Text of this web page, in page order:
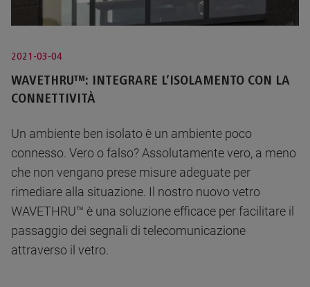
2021-03-04
WAVETHRU™: INTEGRARE L’ISOLAMENTO CON LA
CONNETTIVITÀ
Un ambiente ben isolato è un ambiente poco
connesso. Vero o falso? Assolutamente vero, a meno
che non vengano prese misure adeguate per
rimediare alla situazione. Il nostro nuovo vetro
WAVETHRU™ è una soluzione efficace per facilitare il
passaggio dei segnali di telecomunicazione
attraverso il vetro.